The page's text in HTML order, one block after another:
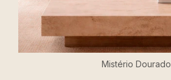
Mistério Dourado